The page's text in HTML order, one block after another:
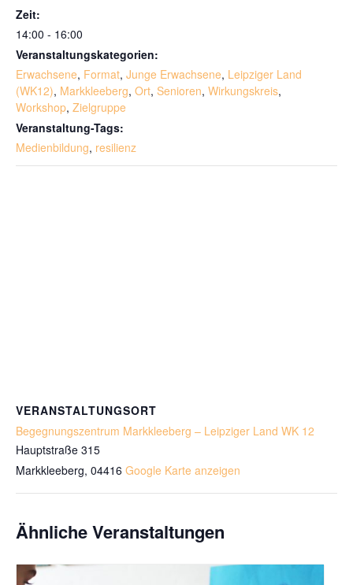
Zeit:
14:00 - 16:00
Veranstaltungskategorien:
Erwachsene, Format, Junge Erwachsene, Leipziger Land
(WK12), Markkleeberg, Ort, Senioren, Wirkungskreis,
Workshop, Zielgruppe
Veranstaltung-Tags:
Medienbildung, resilienz
VERANSTALTUNGSORT
Begegnungszentrum Markkleeberg – Leipziger Land WK 12
Hauptstraße 315
Markkleeberg, 04416 Google Karte anzeigen
Ähnliche Veranstaltungen